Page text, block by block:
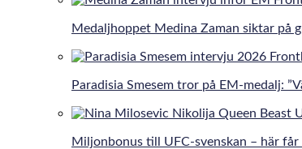
Medaljhoppet Medina Zaman siktar på
Paradisia Smesem tror på EM-medalj:
Miljonbonus till UFC-svenskan – här får